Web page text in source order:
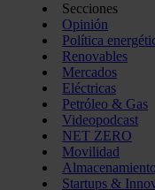
Secciones
Opinión
Política
Renovables
Mercados
Eléctricas
Petróleo & Gas
Videopodcast
NET ZERO
Movilidad
Almacenamiento
Startups &